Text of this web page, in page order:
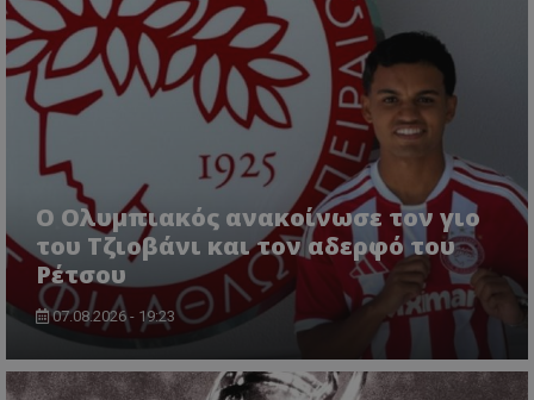
Ο Ολυμπιακός ανακοίνωσε τον γιο
του Τζιοβάνι και τον αδερφό του
Ρέτσου
07.08.2026 - 19:23